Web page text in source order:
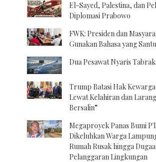
El-Sayed, Palestina, dan
Diplomasi Prabowo
FWK: Presiden dan
Gunakan Bahasa yang
Dua Pesawat Nyaris
Trump Batasi Hak
Lewat Kelahiran dan
Bersalin”
Megaproyek Panas Bumi
Dikeluhkan Warga
Rumah Rusak hingga
Pelanggaran Lingkungan